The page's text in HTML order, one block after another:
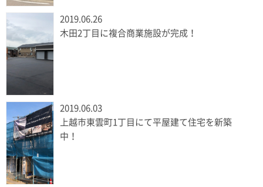
2019.06.26
木田2丁目に複合商業施設が完成！
2019.06.03
上越市東雲町1丁目にて平屋建て住宅を新築
中！